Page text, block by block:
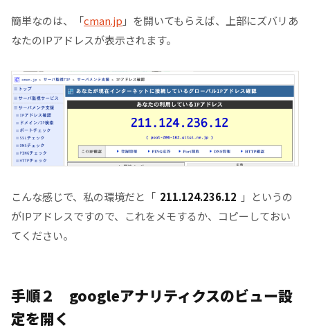
簡単なのは、「cman.jp 」を開いてもらえば、上部にズバリあ
なたのIPアドレスが表示されます。
こんな感じで、私の環境だと「 211.124.236.12 」というの
がIPアドレスですので、これをメモするか、コピーしておい
てください。
手順２ googleアナリティクスのビュー設
定を開く